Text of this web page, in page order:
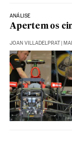
ANÁLISE
Apertem os
JOAN VILLADELPRAT |